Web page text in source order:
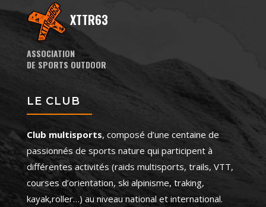
XTTR63
ASSOCIATION
DE SPORTS OUTDOOR
LE CLUB
Club multisports, composé d’une centaine de
passionnés de sports nature qui participent à
différentes activités (raids multisports, trails, VTT,
courses d’orientation, ski alpinisme, traking,
kayak,roller…) au niveau national et international.